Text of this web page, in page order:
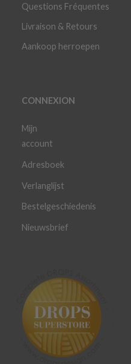
Questions Fréquentes
Livraison & Retours
Aankoop herroepen
CONNEXION
Mijn
account
Adresboek
Verlanglijst
Bestelgeschiedenis
Nieuwsbrief